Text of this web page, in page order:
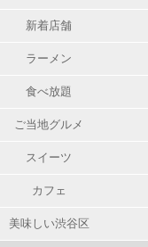
新着店舗
ラーメン
食べ放題
ご当地グルメ
スイーツ
カフェ
美味しい渋谷区